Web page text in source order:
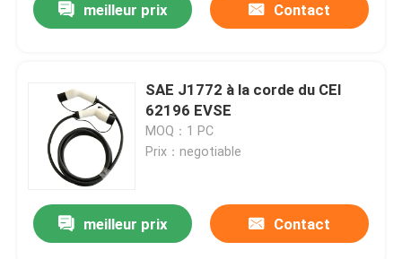
meilleur prix Contact
SAE J1772 à la corde du CEI
62196 EVSE
MOQ：1 PC
Prix：negotiable
meilleur prix Contact